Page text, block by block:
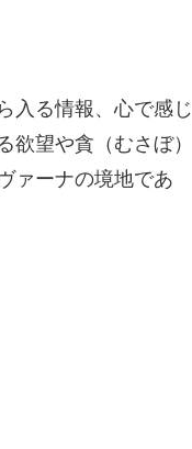
入る情報、心で感じ
望や貪（むさぼ）
ァーナの境地であ